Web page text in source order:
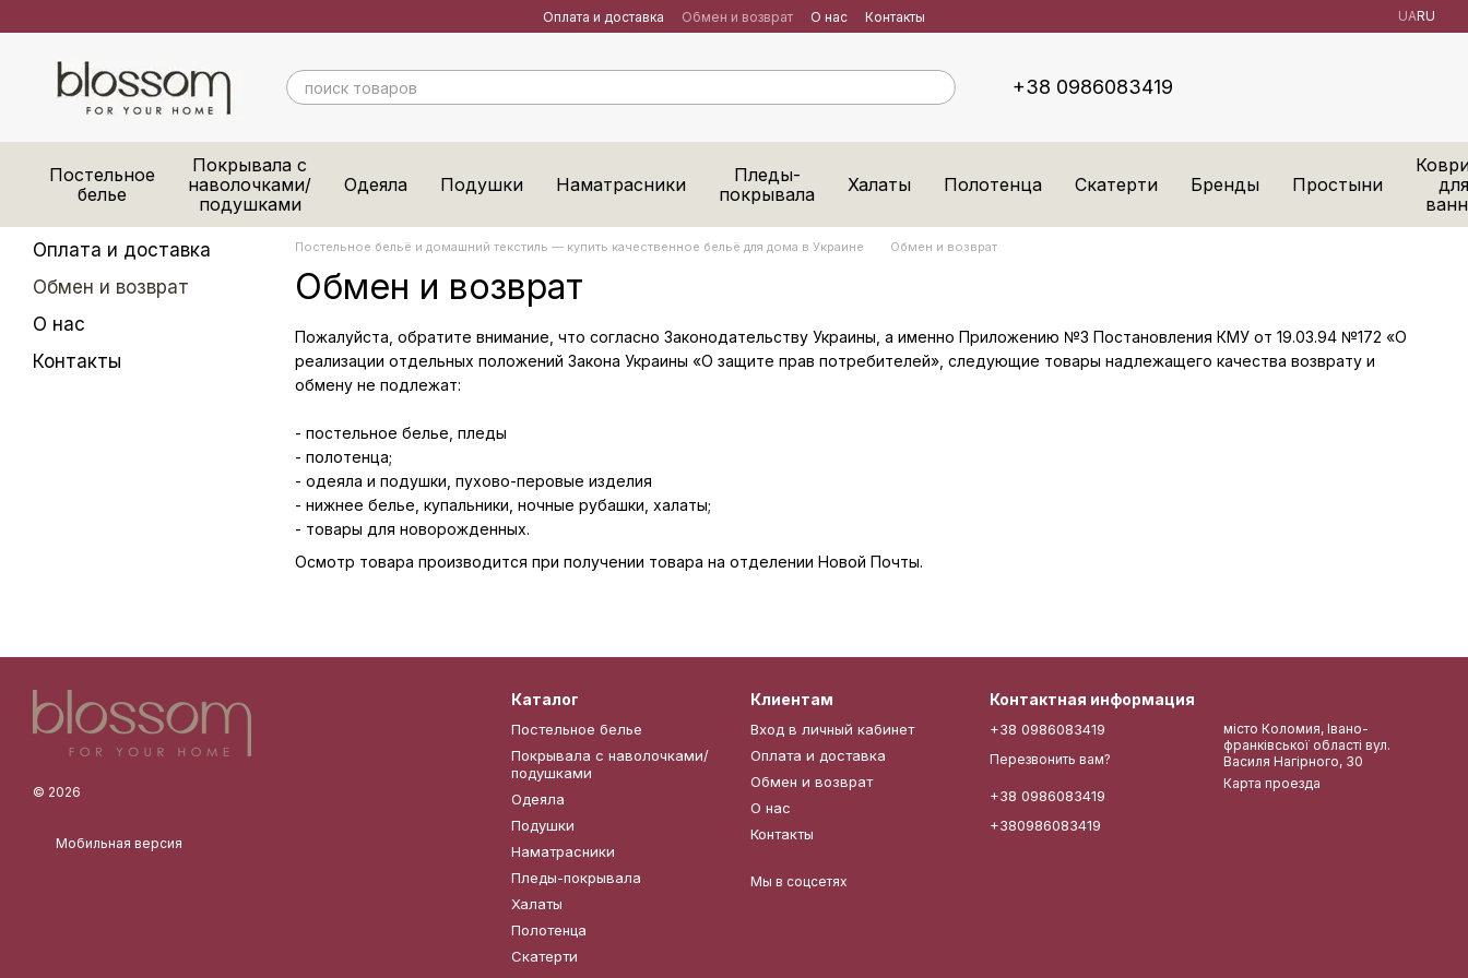
Оплата и доставка Обмен и возврат О нас Контакты UARU
+38 0986083419
Постельное
белье
Покрывала с
наволочками/
подушками
Одеяла Подушки Наматрасники
Пледы-
покрывала
Халаты Полотенца Скатерти Бренды Простыни
для
Постельное бельё и домашний текстиль — купить качественное бельё для дома в Украине Обмен и возврат
Обмен и возврат
Пожалуйста, обратите внимание, что согласно Законодательству Украины, а именно Приложению №3 Постановления КМУ от 19.03.94 №172 «О
реализации отдельных положений Закона Украины «О защите прав потребителей», следующие товары надлежащего качества возврату и
обмену не подлежат:
- постельное белье, пледы
- полотенца;
- одеяла и подушки, пухово-перовые изделия
- нижнее белье, купальники, ночные рубашки, халаты;
- товары для новорожденных.
Осмотр товара производится при получении товара на отделении Новой Почты.
Оплата и доставка
Обмен и возврат
О нас
Контакты
© 2026
Мобильная версия
Каталог
Постельное белье
Покрывала с наволочками/
подушками
Одеяла
Подушки
Наматрасники
Пледы-покрывала
Халаты
Полотенца
Скатерти
Клиентам
Вход в личный кабинет
Оплата и доставка
Обмен и возврат
О нас
Контакты
Мы в соцсетях
Контактная информация
+38 0986083419
Перезвонить вам?
+38 0986083419
+380986083419
місто Коломия, Івано-
франківської області вул.
Василя Нагірного, 30
Карта проезда